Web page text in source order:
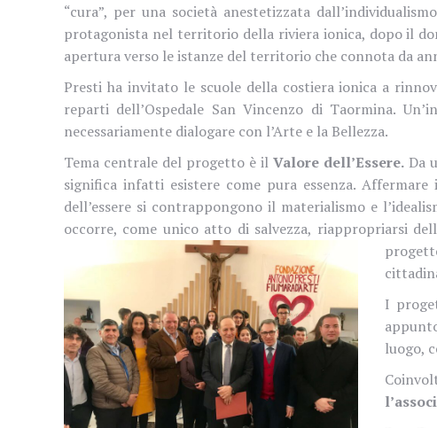
“cura”, per una società anestetizzata
protagonista nel territorio della riviera ionica, dopo il
apertura verso le istanze del territorio che connota da
Presti ha invitato le scuole della costiera ionica a
reparti dell’Ospedale San Vincenzo di Taormina.
necessariamente dialogare con l’Arte e la Bellezza.
Tema centrale del progetto è ilValore dell’Essere. Da
significa infatti esistere come pura essenza.
dell’essere si contrappongono il materialismo e
occorre, come unico atto di salvezza, riappropriarsi
I
luogo,